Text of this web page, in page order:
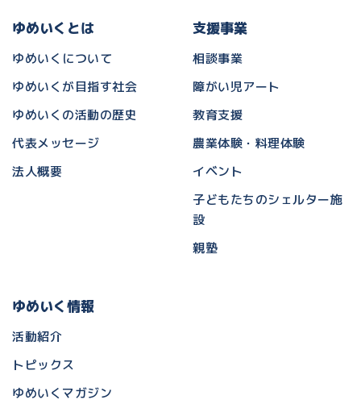
ゆめいくとは
ゆめいくについて
ゆめいくが目指す社会
ゆめいくの活動の歴史
代表メッセージ
法人概要
支援事業
相談事業
障がい児アート
教育支援
農業体験・料理体験
イベント
子どもたちのシェルター施
設
親塾
ゆめいく情報
活動紹介
トピックス
ゆめいくマガジン